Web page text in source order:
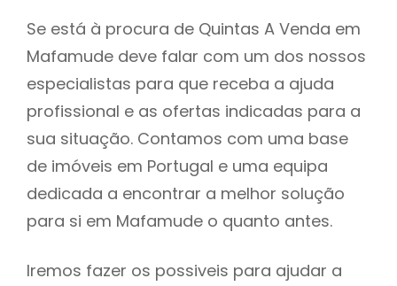
Se está à procura de Quintas A Venda em
Mafamude deve falar com um dos nossos
especialistas para que receba a ajuda
profissional e as ofertas indicadas para a
sua situação. Contamos com uma base
de imóveis em Portugal e uma equipa
dedicada a encontrar a melhor solução
para si em Mafamude o quanto antes.
Iremos fazer os possiveis para ajudar a